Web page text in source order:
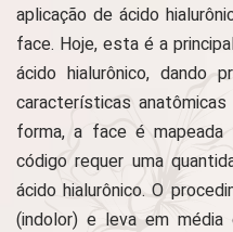
aplicação de ácido
face. Hoje, esta é a
ácido hialurônico, dando
características
forma, a face é
código requer uma
ácido hialurônico. O
(indolor) e leva em